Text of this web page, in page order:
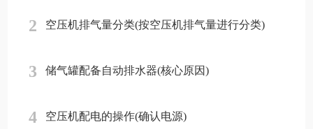
2 空压机排气量分类(按空压机排气量进行分类)
3 储气罐配备自动排水器(核心原因)
4 空压机配电的操作(确认电源)